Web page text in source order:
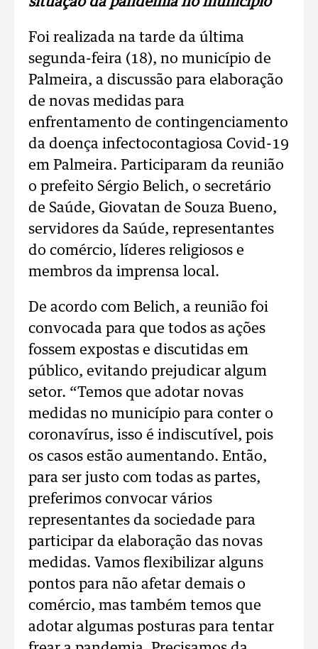
Foi realizada na tarde da última
segunda-feira (18), no município de
Palmeira, a discussão para elaboração
de novas medidas para
enfrentamento de contingenciamento
da doença infectocontagiosa Covid-19
em Palmeira. Participaram da reunião
o prefeito Sérgio Belich, o secretário
de Saúde, Giovatan de Souza Bueno,
servidores da Saúde, representantes
do comércio, líderes religiosos e
membros da imprensa local.
De acordo com Belich, a reunião foi
convocada para que todos as ações
fossem expostas e discutidas em
público, evitando prejudicar algum
setor. “Temos que adotar novas
medidas no município para conter o
coronavírus, isso é indiscutível, pois
os casos estão aumentando. Então,
para ser justo com todas as partes,
preferimos convocar vários
representantes da sociedade para
participar da elaboração das novas
medidas. Vamos flexibilizar alguns
pontos para não afetar demais o
comércio, mas também temos que
adotar algumas posturas para tentar